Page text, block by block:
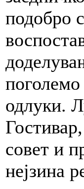
подобро
одлуки.
совет и
нејзина